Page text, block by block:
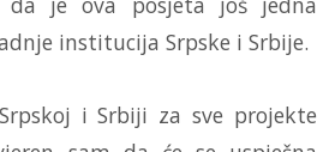
institucija Srpske i Srbije.
i Srbiji za sve projekte